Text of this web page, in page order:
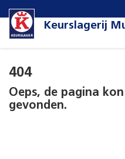
Keurslagerij
404
Oeps, de pagina
gevonden.